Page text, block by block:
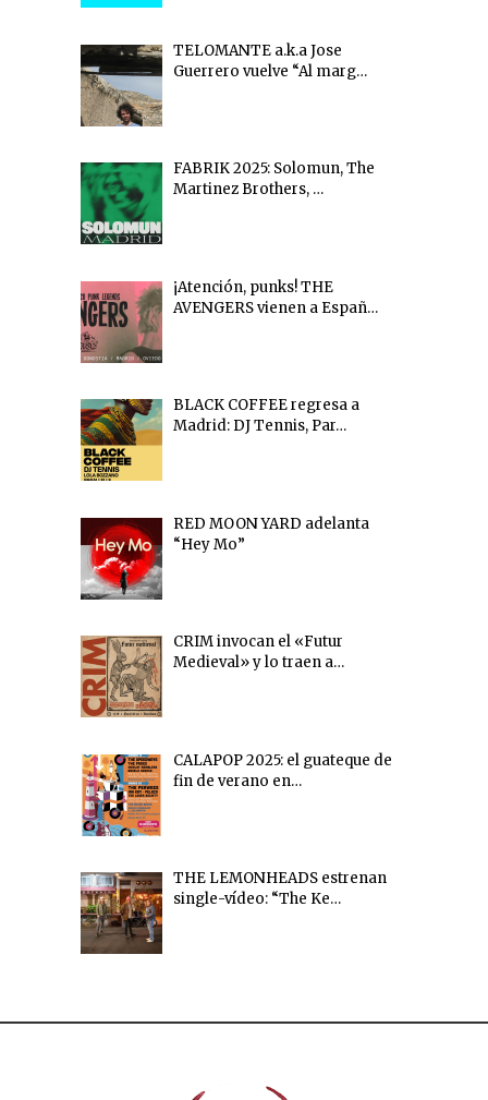
TELOMANTE a.k.a Jose
Guerrero vuelve “Al marg…
FABRIK 2025: Solomun, The
Martinez Brothers, …
¡Atención, punks! THE
AVENGERS vienen a Españ…
BLACK COFFEE regresa a
Madrid: DJ Tennis, Par…
RED MOON YARD adelanta
“Hey Mo”
CRIM invocan el «Futur
Medieval» y lo traen a…
CALAPOP 2025: el guateque de
fin de verano en…
THE LEMONHEADS estrenan
single-vídeo: “The Ke…